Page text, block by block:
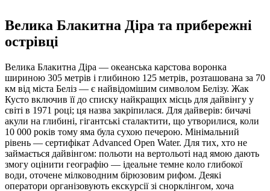
Велика Блакитна Діра та прибережні
острівці
Велика Блакитна Діра — океанська карстова воронка
шириною 305 метрів і глибиною 125 метрів, розташована за 70
км від міста Беліз — є найвідомішим символом Белізу. Жак
Кусто включив її до списку найкращих місць для дайвінгу у
світі в 1971 році; ця назва закріпилася. Для дайверів: бичачі
акули на глибині, гігантські сталактити, що утворилися, коли
10 000 років тому яма була сухою печерою. Мінімальний
рівень — сертифікат Advanced Open Water. Для тих, хто не
займається дайвінгом: польоти на вертольоті над ямою дають
змогу оцінити географію — ідеальне темне коло глибокої
води, оточене мілководним бірюзовим рифом. Деякі
оператори організовують екскурсії зі снорклінгом, хоча